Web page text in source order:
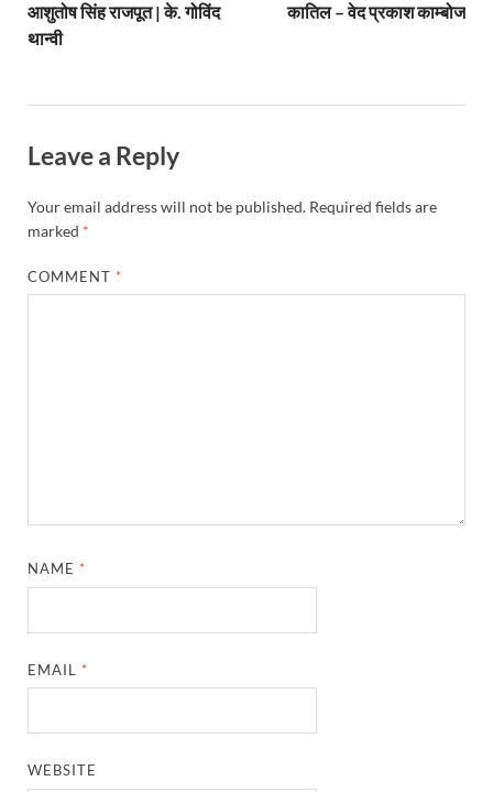
आशुतोष सिंह राजपूत | के. गोविंद
थान्वी
कातिल – वेद प्रकाश काम्बोज
Leave a Reply
Your email address will not be published. Required fields are
marked *
COMMENT *
NAME *
EMAIL *
WEBSITE